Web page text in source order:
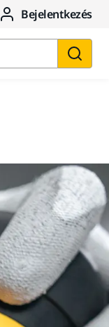
Bejelentkezés